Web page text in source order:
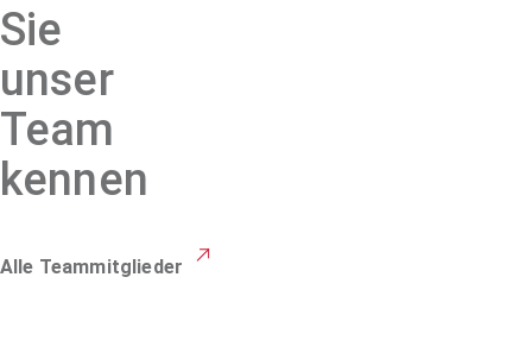
Sie
unser
Team
kennen
Alle Teammitglieder